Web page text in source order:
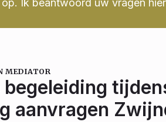
Ik beantwoord uw vragen
MEDIATOR
begeleiding
aanvragen